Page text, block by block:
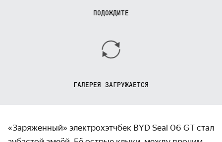
ПОДОЖДИТЕ
ГАЛЕРЕЯ ЗАГРУЖАЕТСЯ
«Заряженный» электрохэтчбек BYD Seal 06 GT стал